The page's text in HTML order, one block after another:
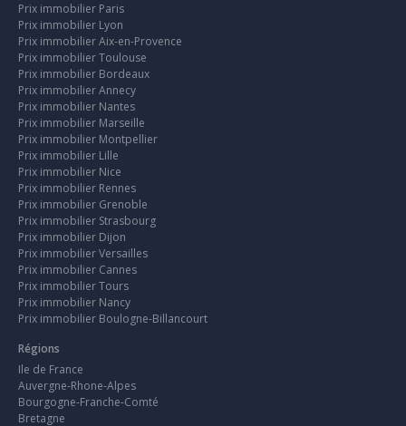
Prix immobilier Paris
Prix immobilier Lyon
Prix immobilier Aix-en-Provence
Prix immobilier Toulouse
Prix immobilier Bordeaux
Prix immobilier Annecy
Prix immobilier Nantes
Prix immobilier Marseille
Prix immobilier Montpellier
Prix immobilier Lille
Prix immobilier Nice
Prix immobilier Rennes
Prix immobilier Grenoble
Prix immobilier Strasbourg
Prix immobilier Dijon
Prix immobilier Versailles
Prix immobilier Cannes
Prix immobilier Tours
Prix immobilier Nancy
Prix immobilier Boulogne-Billancourt
Régions
Ile de France
Auvergne-Rhone-Alpes
Bourgogne-Franche-Comté
Bretagne